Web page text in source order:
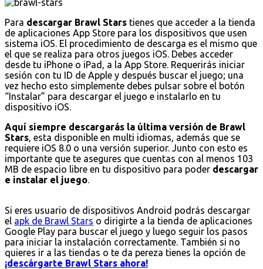
Para descargar Brawl Stars tienes que acceder a la tienda
de aplicaciones App Store para los dispositivos que usen
sistema iOS. El procedimiento de descarga es el mismo que
el que se realiza para otros juegos iOS. Debes acceder
desde tu iPhone o iPad, a la App Store. Requerirás iniciar
sesión con tu ID de Apple y después buscar el juego; una
vez hecho esto simplemente debes pulsar sobre el botón
“Instalar” para descargar el juego e instalarlo en tu
dispositivo iOS.
Aquí siempre descargarás la última versión de Brawl
Stars, esta disponible en multi idiomas, además que se
requiere iOS 8.0 o una versión superior. Junto con esto es
importante que te asegures que cuentas con al menos 103
MB de espacio libre en tu dispositivo para poder descargar
e instalar el juego.
Si eres usuario de dispositivos Android podrás descargar
el apk de Brawl Stars o dirigirte a la tienda de aplicaciones
Google Play para buscar el juego y luego seguir los pasos
para iniciar la instalación correctamente. También si no
quieres ir a las tiendas o te da pereza tienes la opción de
¡descárgarte Brawl Stars ahora!